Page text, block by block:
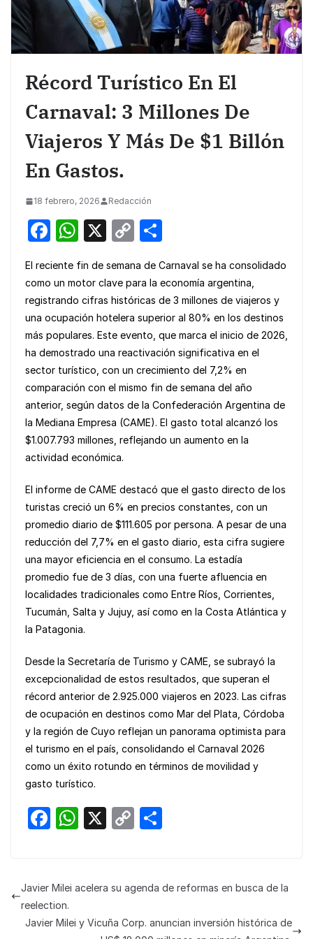
Récord Turístico En El
Carnaval: 3 Millones De
Viajeros Y Más De $1 Billón
En Gastos.
18 febrero, 2026 Redacción
F
c
e
b
o
o
k
W
at
s
A
p
p
X
C
p
y
Li
n
k
ar
e
El reciente fin de semana de Carnaval se ha consolidado
como un motor clave para la economía argentina,
registrando cifras históricas de 3 millones de viajeros y
una ocupación hotelera superior al 80% en los destinos
más populares. Este evento, que marca el inicio de 2026,
ha demostrado una reactivación significativa en el
sector turístico, con un crecimiento del 7,2% en
comparación con el mismo fin de semana del año
anterior, según datos de la Confederación Argentina de
la Mediana Empresa (CAME). El gasto total alcanzó los
$1.007.793 millones, reflejando un aumento en la
actividad económica.
El informe de CAME destacó que el gasto directo de los
turistas creció un 6% en precios constantes, con un
promedio diario de $111.605 por persona. A pesar de una
reducción del 7,7% en el gasto diario, esta cifra sugiere
una mayor eficiencia en el consumo. La estadía
promedio fue de 3 días, con una fuerte afluencia en
localidades tradicionales como Entre Ríos, Corrientes,
Tucumán, Salta y Jujuy, así como en la Costa Atlántica y
la Patagonia.
Desde la Secretaría de Turismo y CAME, se subrayó la
excepcionalidad de estos resultados, que superan el
récord anterior de 2.925.000 viajeros en 2023. Las cifras
de ocupación en destinos como Mar del Plata, Córdoba
y la región de Cuyo reflejan un panorama optimista para
el turismo en el país, consolidando el Carnaval 2026
como un éxito rotundo en términos de movilidad y
gasto turístico.
F
e
b
o
W
s
p
X
C
y
n
e
Javier Milei acelera su agenda de reformas en busca de la
reelection.
Javier Milei y Vicuña Corp. anuncian inversión histórica de